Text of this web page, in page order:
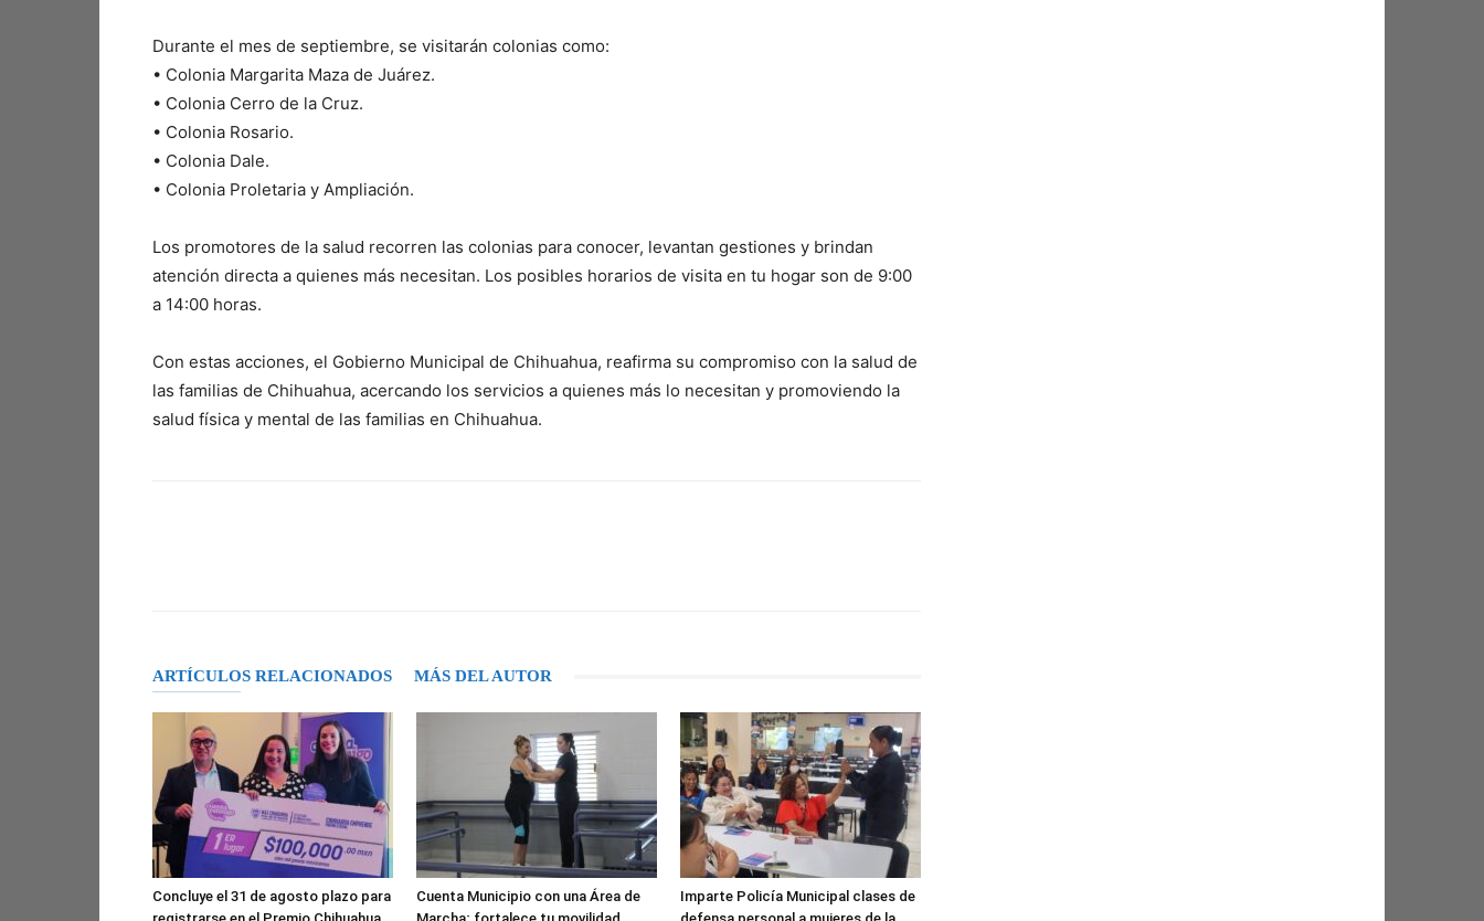
Durante el mes de septiembre, se visitarán colonias como:
•⁠ ⁠Colonia Margarita Maza de Juárez.
•⁠ ⁠Colonia Cerro de la Cruz.
•⁠ ⁠Colonia Rosario.
•⁠ ⁠Colonia Dale.
•⁠ ⁠Colonia Proletaria y Ampliación.
Los promotores de la salud recorren las colonias para conocer, levantan gestiones y brindan
atención directa a quienes más necesitan. Los posibles horarios de visita en tu hogar son de 9:00
a 14:00 horas.
Con estas acciones, el Gobierno Municipal de Chihuahua, reafirma su compromiso con la salud de
las familias de Chihuahua, acercando los servicios a quienes más lo necesitan y promoviendo la
salud física y mental de las familias en Chihuahua.
ARTÍCULOS RELACIONADOS MÁS DEL AUTOR
Concluye el 31 de agosto plazo para
Cuenta Municipio con una Área de
Imparte Policía Municipal clases de